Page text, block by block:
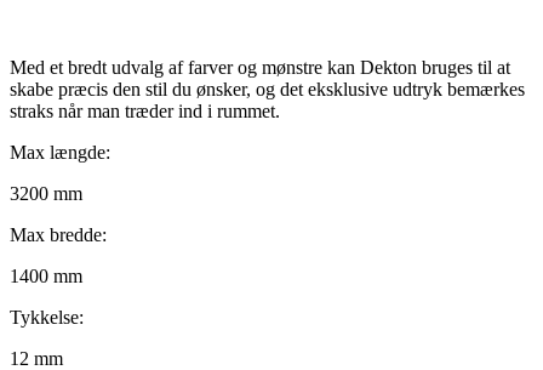
Med et bredt udvalg af farver og mønstre kan Dekton bruges til at
skabe præcis den stil du ønsker, og det eksklusive udtryk bemærkes
straks når man træder ind i rummet.
Max længde:
3200 mm
Max bredde:
1400 mm
Tykkelse:
12 mm